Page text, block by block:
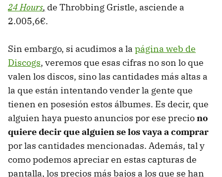
24 Hours, de Throbbing Gristle, asciende a
2.005,6€.
Sin embargo, si acudimos a la página web de
Discogs, veremos que esas cifras no son lo que
valen los discos, sino las cantidades más altas a
la que están intentando vender la gente que
tienen en posesión estos álbumes. Es decir, que
alguien haya puesto anuncios por ese preciono
quiere decir que alguien se los vaya a comprar
por las cantidades mencionadas. Además, tal y
como podemos apreciar en estas capturas de
pantalla, los precios más bajos a los que se han